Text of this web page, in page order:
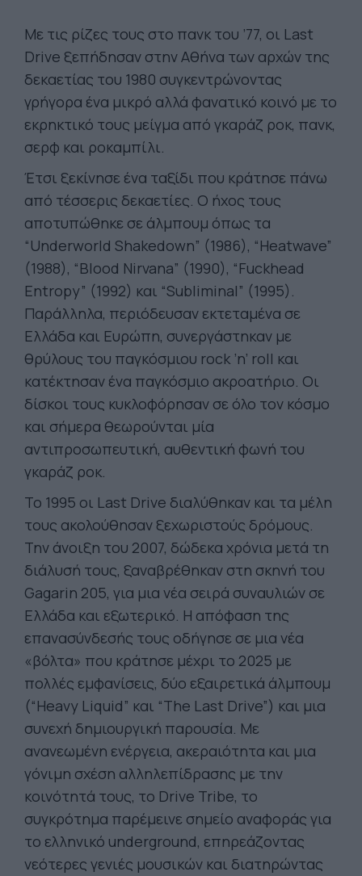
Με τις ρίζες τους στο πανκ του ’77, οι Last
Drive ξεπήδησαν στην Αθήνα των αρχών της
δεκαετίας του 1980 συγκεντρώνοντας
γρήγορα ένα μικρό αλλά φανατικό κοινό με το
εκρηκτικό τους μείγμα από γκαράζ ροκ, πανκ,
σερφ και ροκαμπίλι.
Έτσι ξεκίνησε ένα ταξίδι που κράτησε πάνω
από τέσσερις δεκαετίες. Ο ήχος τους
αποτυπώθηκε σε άλμπουμ όπως τα
“Underworld Shakedown” (1986), “Heatwave”
(1988), “Blood Nirvana” (1990), “Fuckhead
Entropy” (1992) και “Subliminal” (1995).
Παράλληλα, περιόδευσαν εκτεταμένα σε
Ελλάδα και Ευρώπη, συνεργάστηκαν με
θρύλους του παγκόσμιου rock ’n’ roll και
κατέκτησαν ένα παγκόσμιο ακροατήριο. Οι
δίσκοι τους κυκλοφόρησαν σε όλο τον κόσμο
και σήμερα θεωρούνται μία
αντιπροσωπευτική, αυθεντική φωνή του
γκαράζ ροκ.
To 1995 οι Last Drive διαλύθηκαν και τα μέλη
τους ακολούθησαν ξεχωριστούς δρόμους.
Την άνοιξη του 2007, δώδεκα χρόνια μετά τη
διάλυσή τους, ξαναβρέθηκαν στη σκηνή του
Gagarin 205, για μια νέα σειρά συναυλιών σε
Ελλάδα και εξωτερικό. Η απόφαση της
επανασύνδεσής τους οδήγησε σε μια νέα
«βόλτα» που κράτησε μέχρι το 2025 με
πολλές εμφανίσεις, δύο εξαιρετικά άλμπουμ
(“Heavy Liquid” και “The Last Drive”) και μια
συνεχή δημιουργική παρουσία. Με
ανανεωμένη ενέργεια, ακεραιότητα και μια
γόνιμη σχέση αλληλεπίδρασης με την
κοινότητά τους, το Drive Tribe, το
συγκρότημα παρέμεινε σημείο αναφοράς για
το ελληνικό underground, επηρεάζοντας
νεότερες γενιές μουσικών και διατηρώντας